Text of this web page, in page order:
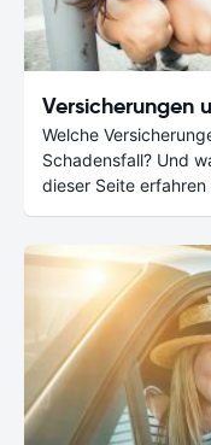
Versicherungen
Welche
Schadensfall? Und
dieser Seite